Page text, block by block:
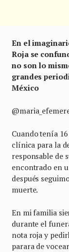
En el
Roja se
no son lo
grandes
México
Cuando tenía
clínica para la
responsable de
encontrado en
después
muerte.
En mi familia
durante el
nota roja y
parara de